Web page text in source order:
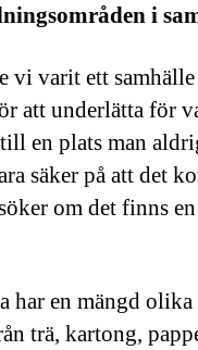
i
vi varit ett
att underlätta för
en plats man
säker på att det
om det finns
har en mängd
trä, kartong,